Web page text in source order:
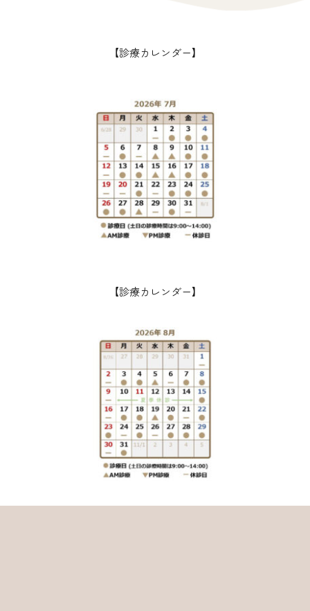
【診療カレンダー】
【診療カレンダー】